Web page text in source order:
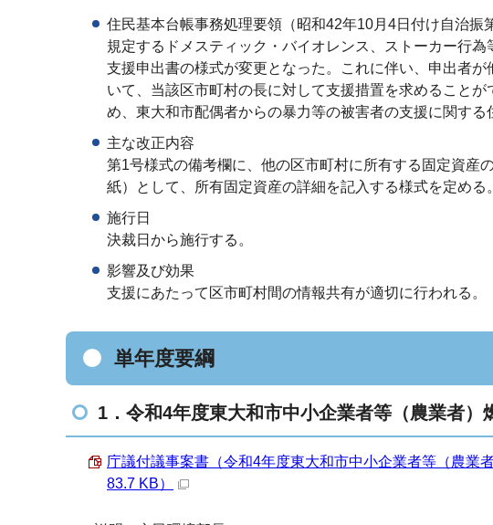
住民基本台帳事務処理要領（昭和42年10月4日付け自治
規定するドメスティック・バイオレンス、ストーカー行
支援申出書の様式が変更となった。これに伴い、申出者
いて、当該区市町村の長に対して支援措置を求めること
め、東大和市配偶者からの暴力等の被害者の支援に関す
主な改正内容
第1号様式の備考欄に、他の区市町村に所有する固定資産
紙）として、所有固定資産の詳細を記入する様式を定める。
施行日
決裁日から施行する。
影響及び効果
支援にあたって区市町村間の情報共有が適切に行われる。
単年度要綱
1．令和4年度東大和市中小企業者等（農業者
庁議付議事案書（令和4年度東大和市中小企業者等（農業
83.7 KB）